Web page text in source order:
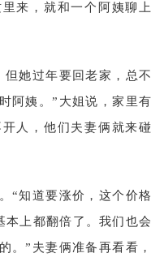
来，就和一个阿姨聊上
她过年要回老家，总不
阿姨。”大姐说，家里有
人，他们夫妻俩就来碰
“知道要涨价，这个价格
本上都翻倍了。我们也会
。”夫妻俩准备再看看，